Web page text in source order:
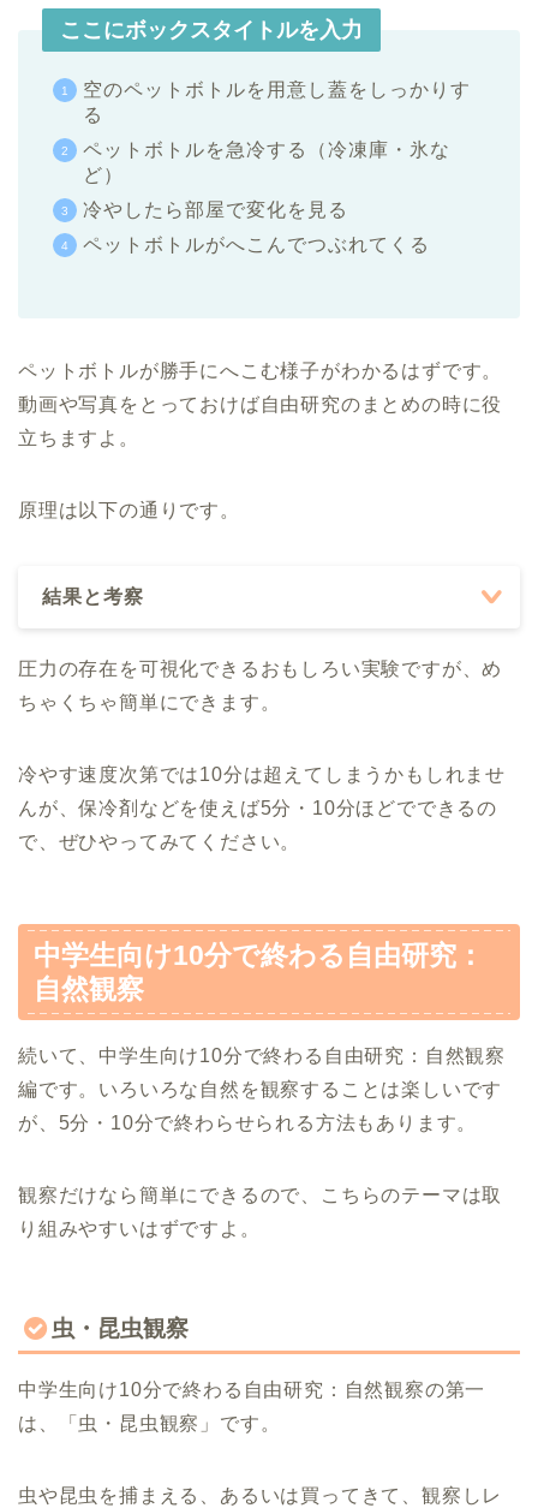
ここにボックスタイトルを入力
空のペットボトルを用意し蓋をしっかりす
る
ペットボトルを急冷する（冷凍庫・氷な
ど）
冷やしたら部屋で変化を見る
ペットボトルがへこんでつぶれてくる
ペットボトルが勝手にへこむ様子がわかるはずです。
動画や写真をとっておけば自由研究のまとめの時に役
立ちますよ。
原理は以下の通りです。
結果と考察
圧力の存在を可視化できるおもしろい実験ですが、め
ちゃくちゃ簡単にできます。
冷やす速度次第では10分は超えてしまうかもしれませ
んが、保冷剤などを使えば5分・10分ほどでできるの
で、ぜひやってみてください。
中学生向け10分で終わる自由研究：
自然観察
続いて、中学生向け10分で終わる自由研究：自然観察
編です。いろいろな自然を観察することは楽しいです
が、5分・10分で終わらせられる方法もあります。
観察だけなら簡単にできるので、こちらのテーマは取
り組みやすいはずですよ。
虫・昆虫観察
中学生向け10分で終わる自由研究：自然観察の第一
は、「虫・昆虫観察」です。
虫や昆虫を捕まえる、あるいは買ってきて、観察しレ